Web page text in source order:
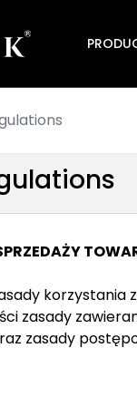
korzystania
zasady
zasady